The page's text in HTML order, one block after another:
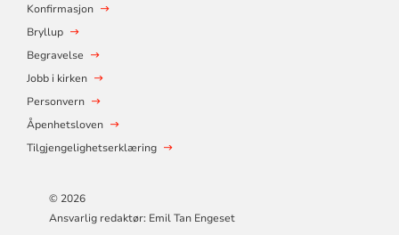
Konfirmasjon
Bryllup
Begravelse
Jobb i kirken
Personvern
Åpenhetsloven
Tilgjengelighetserklæring
© 2026
Ansvarlig redaktør: Emil Tan Engeset